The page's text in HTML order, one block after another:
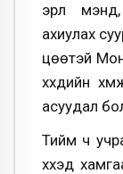
эрүүл
ахиулах
цөөтэй
хүүхдийн
асуудал
Тийм ч
хүүхэд